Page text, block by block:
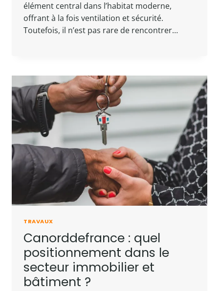
élément central dans l’habitat moderne,
offrant à la fois ventilation et sécurité.
Toutefois, il n’est pas rare de rencontrer…
TRAVAUX
Canorddefrance : quel
positionnement dans le
secteur immobilier et
bâtiment ?